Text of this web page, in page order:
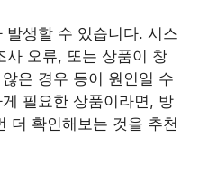
발생할 수 있습니다. 시스
사 오류, 또는 상품이 창
은 경우 등이 원인일 수
필요한 상품이라면, 방
더 확인해보는 것을 추천